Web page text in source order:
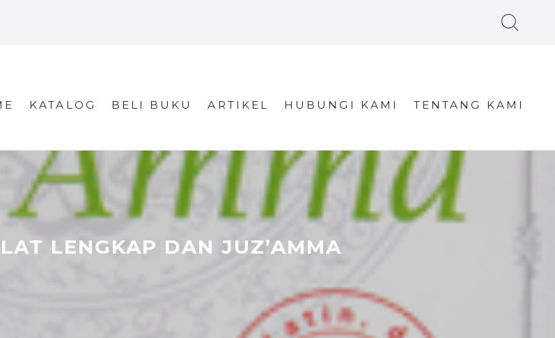
KATALOG BELI BUKU ARTIKEL HUBUNGI KAMI TENTANG KAMI
LENGKAP DAN JUZ’AMMA